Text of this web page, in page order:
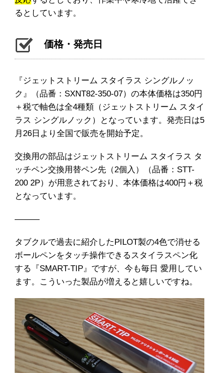
るとしています。
価格・発売日
『ジェットストリーム スタイラス シングルノッ
ク』（品番：SXNT82-350-07）の本体価格は350円
＋税で軸色は全4種類（ジェットストリーム スタイ
ラス シングルノック）となっています。発売日は5
月26日より全国で販売を開始予定。
交換用の部品はジェットストリーム スタイラス タ
ッチペン交換用替ペン先（2個入）（品番：STT-
200 2P）が用意されており、本体価格は400円＋税
となっています。
―――
タブクルで過去に紹介したPILOT製の4色で消せる
ボールペンをタッチ操作できるスタイラスペン化
する『SMART-TIP』ですが、今も毎日 愛用してい
ます。こういった製品が増えると嬉しいですね。